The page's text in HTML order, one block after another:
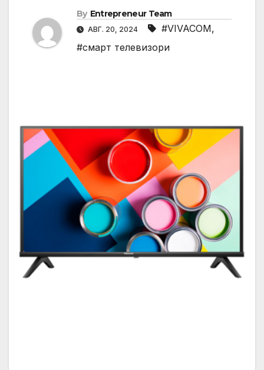
By Entrepreneur Team
АВГ. 20, 2024 #VIVACOM,
#смарт телевизори